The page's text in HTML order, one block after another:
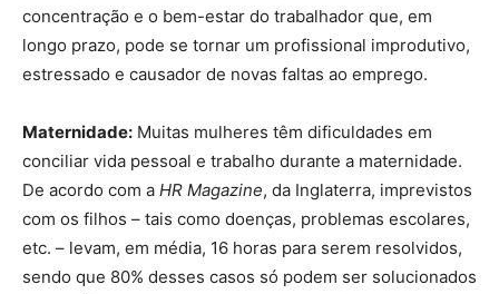
concentração e o bem-estar do trabalhador que, em
longo prazo, pode se tornar um profissional improdutivo,
estressado e causador de novas faltas ao emprego.
Maternidade: Muitas mulheres têm dificuldades em
conciliar vida pessoal e trabalho durante a maternidade.
De acordo com a HR Magazine, da Inglaterra, imprevistos
com os filhos – tais como doenças, problemas escolares,
etc. – levam, em média, 16 horas para serem resolvidos,
sendo que 80% desses casos só podem ser solucionados